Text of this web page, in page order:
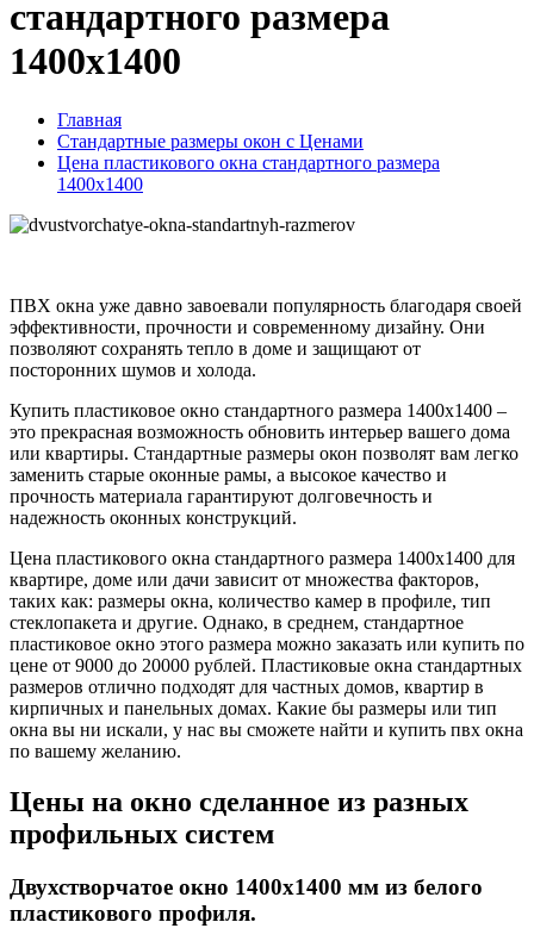
стандартного размера
1400х1400
Главная
Стандартные размеры окон с Ценами
Цена пластикового окна стандартного размера
1400х1400
ПВХ окна уже давно завоевали популярность благодаря своей
эффективности, прочности и современному дизайну. Они
позволяют сохранять тепло в доме и защищают от
посторонних шумов и холода.
Купить пластиковое окно стандартного размера 1400х1400 –
это прекрасная возможность обновить интерьер вашего дома
или квартиры. Стандартные размеры окон позволят вам легко
заменить старые оконные рамы, а высокое качество и
прочность материала гарантируют долговечность и
надежность оконных конструкций.
Цена пластикового окна стандартного размера 1400х1400 для
квартире, доме или дачи зависит от множества факторов,
таких как: размеры окна, количество камер в профиле, тип
стеклопакета и другие. Однако, в среднем, стандартное
пластиковое окно этого размера можно заказать или купить по
цене от 9000 до 20000 рублей. Пластиковые окна стандартных
размеров отлично подходят для частных домов, квартир в
кирпичных и панельных домах. Какие бы размеры или тип
окна вы ни искали, у нас вы сможете найти и купить пвх окна
по вашему желанию.
Цены на окно сделанное из разных
профильных систем
Двухстворчатое окно 1400х1400 мм из белого
пластикового профиля.